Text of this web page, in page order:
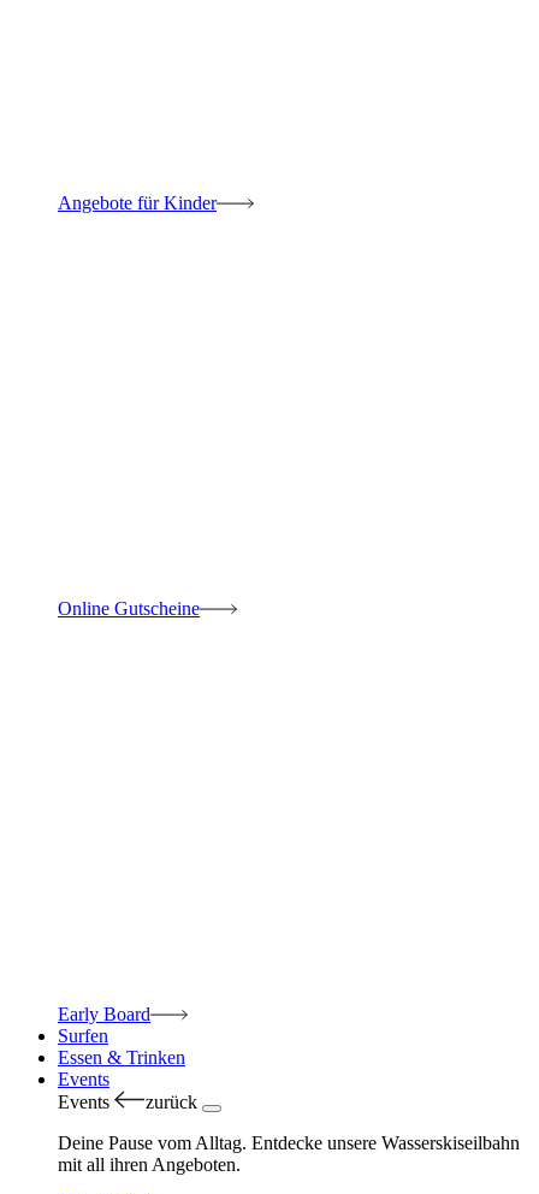
Angebote für Kinder
Online Gutscheine
Early Board
Surfen
Essen & Trinken
Events
Events
zurück
Deine Pause vom Alltag. Entdecke unsere Wasserskiseilbahn
mit all ihren Angeboten.